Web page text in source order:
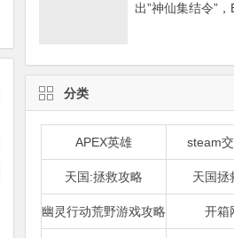
出”神仙集结令”
分类
APEX英雄 steam
天国:拯救攻略 天国拯
幽灵行动荒野游戏攻略 开箱